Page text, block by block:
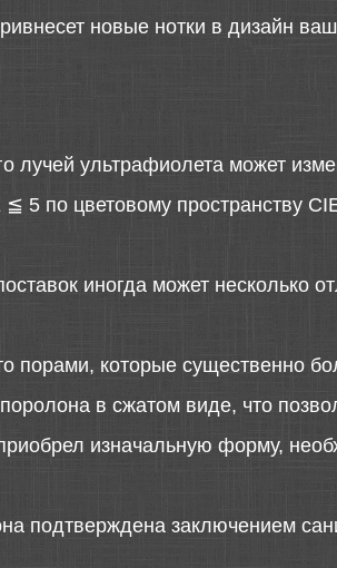
новые нотки в дизайн
лучей ультрафиолета может
5 по цветовому пространству
иногда может несколько
порами, которые существенно
в сжатом виде, что
изначальную форму,
подтверждена заключением